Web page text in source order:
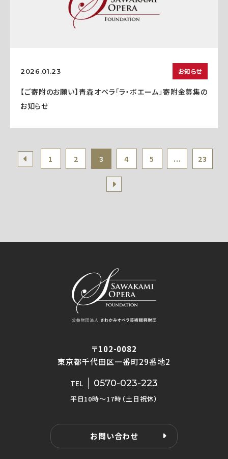
2026.01.23 お知らせ
【ご寄附のお願い】青森オペラ「ラ・ボエーム」寄附金募集の
お知らせ
1 2 3 4 5 ... 23
〒102-0082
東京都千代田区一番町29番地2
TEL 0570-023-223
平日10時〜17時（土日祝休）
お問い合わせ